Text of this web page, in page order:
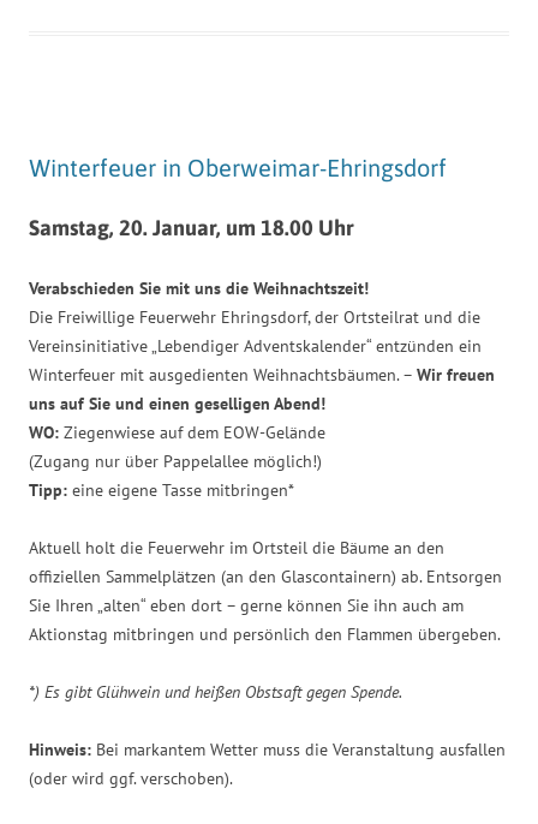
Winterfeuer in Oberweimar-Ehringsdorf
Samstag, 20. Januar, um 18.00 Uhr
Verabschieden Sie mit uns die Weihnachtszeit!
Die Freiwillige Feuerwehr Ehringsdorf, der Ortsteilrat und die
Vereinsinitiative „Lebendiger Adventskalender“ entzünden ein
Winterfeuer mit ausgedienten Weihnachtsbäumen. – Wir freuen
uns auf Sie und einen geselligen Abend!
WO: Ziegenwiese auf dem EOW-Gelände
(Zugang nur über Pappelallee möglich!)
Tipp: eine eigene Tasse mitbringen*
Aktuell holt die Feuerwehr im Ortsteil die Bäume an den
offiziellen Sammelplätzen (an den Glascontainern) ab. Entsorgen
Sie Ihren „alten“ eben dort – gerne können Sie ihn auch am
Aktionstag mitbringen und persönlich den Flammen übergeben.
*) Es gibt Glühwein und heißen Obstsaft gegen Spende.
Hinweis: Bei markantem Wetter muss die Veranstaltung ausfallen
(oder wird ggf. verschoben).